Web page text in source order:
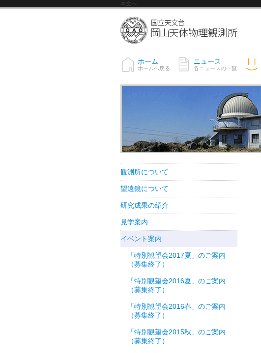
本文へ
ホーム
ホームへ戻る
ニュース
各ニュースの一覧
観測所について
望遠鏡について
研究成果の紹介
見学案内
イベント案内
「特別観望会2017夏」のご案内
（募集終了）
「特別観望会2016夏」のご案内
（募集終了）
「特別観望会2016春」のご案内
（募集終了）
「特別観望会2015秋」のご案内
（募集終了）